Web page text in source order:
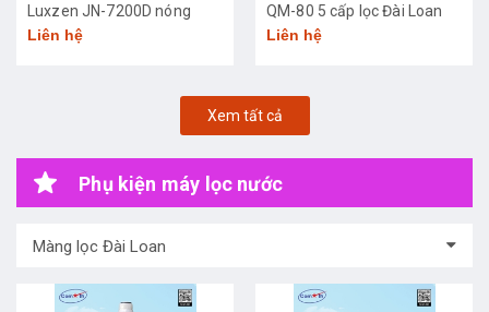
Luxzen JN-7200D nóng
lạnh
Liên hệ
QM-80 5 cấp lọc Đài Loan
Liên hệ
Xem tất cả
Phụ kiện máy lọc nước
Màng lọc Đài Loan